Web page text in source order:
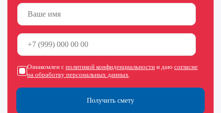
Получить смету
Ознакомлен с политикой конфиденциальности и даю согласие
на обработку персональных данных.